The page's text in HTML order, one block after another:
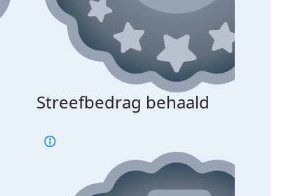
Streefbedrag behaald